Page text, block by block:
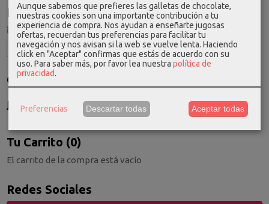
Idioma
Costes de Envío
Consultar Destinos
Tu Carrito (0)
El carrito de la compra está vacío
Redes Sociales
Aunque sabemos que prefieres las galletas de chocolate,
nuestras cookies son una importante contribución a tu
experiencia de compra. Nos ayudan a enseñarte jugosas
ofertas, recuerdan tus preferencias para facilitar tu
navegación y nos avisan si la web se vuelve lenta. Haciendo
click en "Aceptar" confirmas que estás de acuerdo con su
uso. Para saber más, por favor lea nuestra política de
privacidad.
Preferencias Descartar todas Aceptar todas